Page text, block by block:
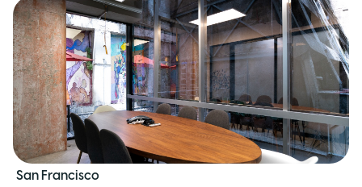
San Francisco